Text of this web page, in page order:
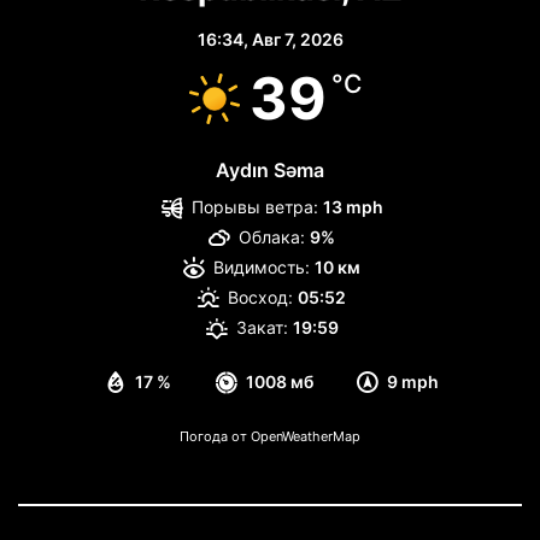
16:34, Авг 7, 2026
39 °C
Aydın Səma
17 % 1008 мб 9 mph
Порывы ветра: 13 mph
Облака: 9%
Видимость: 10 км
Восход: 05:52
Закат: 19:59
Погода от OpenWeatherMap